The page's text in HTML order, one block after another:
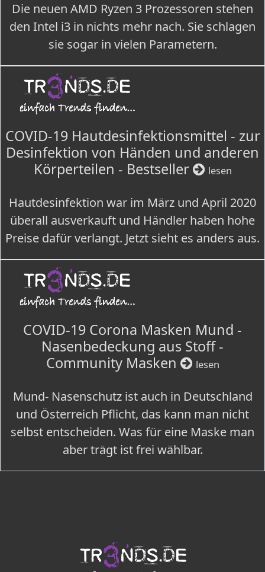
Die neuen AMD Ryzen 3 Prozessoren stehen
den Intel i3 in nichts mehr nach. Sie schlagen
sie sogar in vielen Parametern.
COVID-19 Hautdesinfektionsmittel - zur
Desinfektion von Händen und anderen
Körperteilen - Bestseller
lesen
Hautdesinfektion war im März und April 2020
überall ausverkauft und Händler haben hohe
Preise dafür verlangt. Jetzt sieht es anders aus.
COVID-19 Corona Masken Mund -
Nasenbedeckung aus Stoff -
Community Masken
lesen
Mund- Nasenschutz ist auch in Deutschland
und Österreich Pflicht, das kann man nicht
selbst entscheiden. Was für eine Maske man
aber trägt ist frei wählbar.